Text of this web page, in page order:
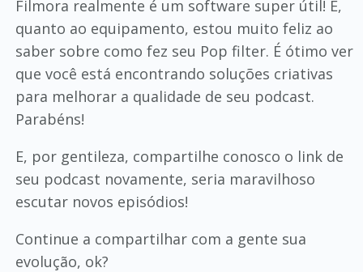
Filmora realmente é um software super útil! E,
quanto ao equipamento, estou muito feliz ao
saber sobre como fez seu Pop filter. É ótimo ver
que você está encontrando soluções criativas
para melhorar a qualidade de seu podcast.
Parabéns!
E, por gentileza, compartilhe conosco o link de
seu podcast novamente, seria maravilhoso
escutar novos episódios!
Continue a compartilhar com a gente sua
evolução, ok?